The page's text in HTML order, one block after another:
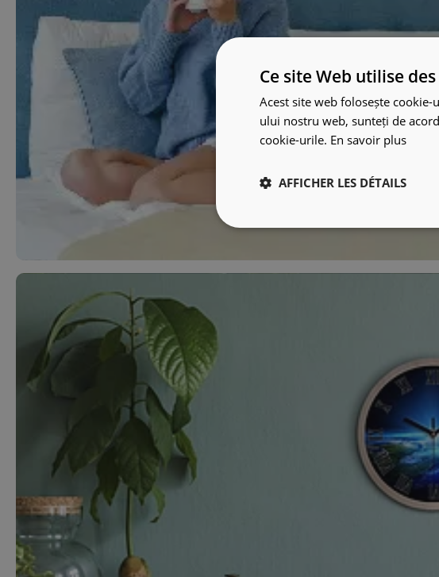
Ce site Web utilise
Acest site web folosește
ului nostru web, sunteți de
cookie-urile. En savoir plus
AFFICHER LES DÉTAILS